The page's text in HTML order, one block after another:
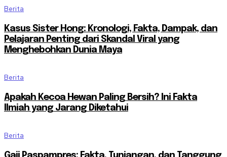
Berita
Kasus Sister Hong: Kronologi, Fakta, Dampak, dan
Pelajaran Penting dari Skandal Viral yang
Menghebohkan Dunia Maya
Berita
Apakah Kecoa Hewan Paling Bersih? Ini Fakta
Ilmiah yang Jarang Diketahui
Berita